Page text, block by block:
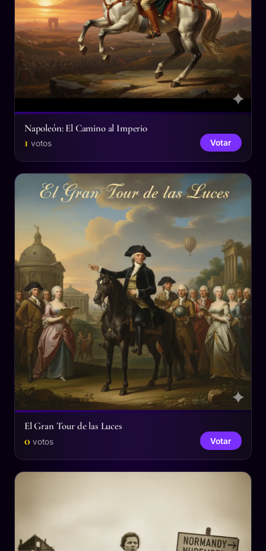
Napoleón: El Camino al Imperio
1 votos Votar
El Gran Tour de las Luces
0 votos Votar